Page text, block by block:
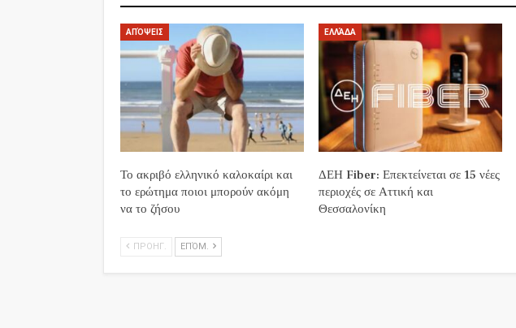
ΑΠΌΨΕΙΣ
Το ακριβό ελληνικό καλοκαίρι και
το ερώτημα ποιοι μπορούν ακόμη
να το ζήσου
ΕΛΛΆΔΑ
ΔΕΗ Fiber: Επεκτείνεται σε 15 νέες
περιοχές σε Αττική και
Θεσσαλονίκη
ΠΡΟΗΓ. ΕΠΌΜ.